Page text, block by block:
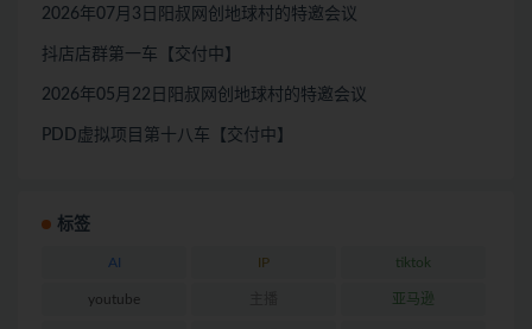
2026年07月3日阳叔网创地球村的特邀会议
抖店店群第一车【交付中】
2026年05月22日阳叔网创地球村的特邀会议
PDD虚拟项目第十八车【交付中】
标签
AI IP tiktok
youtube 亚马逊